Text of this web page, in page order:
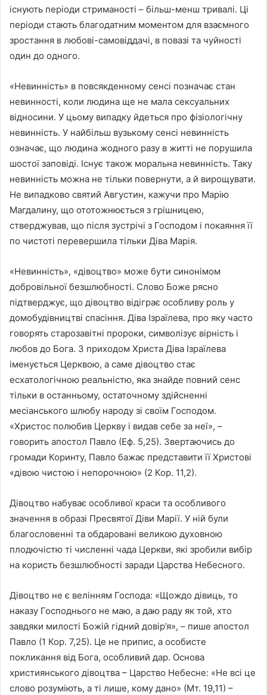
існують періоди стриманості – більш-менш тривалі. Ці
періоди стають благодатним моментом для взаємного
зростання в любові-самовіддачі, в повазі та чуйності
один до одного.
«Невинність» в повсякденному сенсі позначає стан
невинності, коли людина ще не мала сексуальних
відносини. У цьому випадку йдеться про фізіологічну
невинність. У найбільш вузькому сенсі невинність
означає, що людина жодного разу в житті не порушила
шостої заповіді. Існує також моральна невинність. Таку
невинність можна не тільки повернути, а й вирощувати.
Не випадково святий Августин, кажучи про Марію
Магдалину, що ототожнюється з грішницею,
стверджував, що після зустрічі з Господом і покаяння її
по чистоті перевершила тільки Діва Марія.
«Невинність», «дівоцтво» може бути синонімом
добровільної безшлюбності. Слово Боже рясно
підтверджує, що дівоцтво відіграє особливу роль у
домобудівництві спасіння. Діва Ізраїлева, про яку часто
говорять старозавітні пророки, символізує вірність і
любов до Бога. З приходом Христа Діва Ізраїлева
іменується Церквою, а саме дівоцтво стає
есхатологічною реальністю, яка знайде повний сенс
тільки в останньому, остаточному здійсненні
месіанського шлюбу народу зі своїм Господом.
«Христос полюбив Церкву і видав себе за неї», –
говорить апостол Павло (Еф. 5,25). Звертаючись до
громади Коринту, Павло бажає представити її Христові
«дівою чистою і непорочною» (2 Кор. 11,2).
Дівоцтво набуває особливої краси та особливого
значення в образі Пресвятої Діви Марії. У ній були
благословенні та обдаровані великою духовною
плодючістю ті численні чада Церкви, які зробили вибір
на користь безшлюбності заради Царства Небесного.
Дівоцтво не є велінням Господа: «Щождо дівиць, то
наказу Господнього не маю, а даю раду як той, хто
завдяки милості Божій гідний довір’я», – пише апостол
Павло (1 Кор. 7,25). Це не припис, а особисте
покликання від Бога, особливий дар. Основа
християнського дівоцтва – Царство Небесне: «Не всі це
слово розуміють, а ті лише, кому дано» (Мт. 19,11) –